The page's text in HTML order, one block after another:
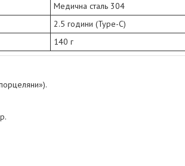
Медична сталь 304
2.5 години (Type-C)
140 г